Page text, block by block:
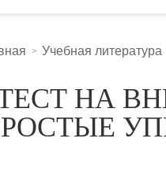
Учебная литература
НА